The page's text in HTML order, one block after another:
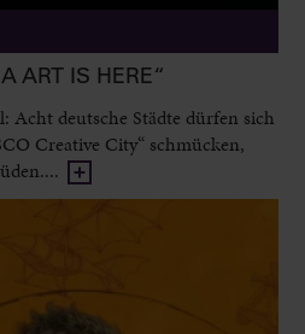
ART IS HERE“
Acht deutsche Städte dürfen sich
Creative City“ schmücken,